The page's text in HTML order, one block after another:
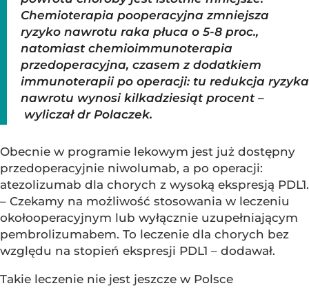
Chemioterapia pooperacyjna zmniejsza
ryzyko nawrotu raka płuca o 5-8 proc.,
natomiast chemioimmunoterapia
przedoperacyjna, czasem z dodatkiem
immunoterapii po operacji: tu redukcja ryzyka
nawrotu wynosi kilkadziesiąt procent –
wyliczał dr Polaczek.
Obecnie w programie lekowym jest już dostępny
przedoperacyjnie niwolumab, a po operacji:
atezolizumab dla chorych z wysoką ekspresją PDL1.
– Czekamy na możliwość stosowania w leczeniu
okołooperacyjnym lub wyłącznie uzupełniającym
pembrolizumabem. To leczenie dla chorych bez
względu na stopień ekspresji PDL1 – dodawał.
Takie leczenie nie jest jeszcze w Polsce